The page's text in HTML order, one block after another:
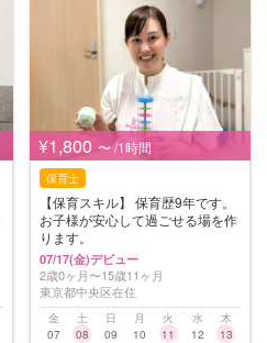
¥1,800 〜 /1時間
保育士
【保育スキル】 保育歴9年です。
お子様が安心して過ごせる場を作
ります。
07/17(金)デビュー
2歳0ヶ月〜15歳11ヶ月
東京都中央区在住
金
07
土
08
日
09
月
10
火
11
水
12
木
13